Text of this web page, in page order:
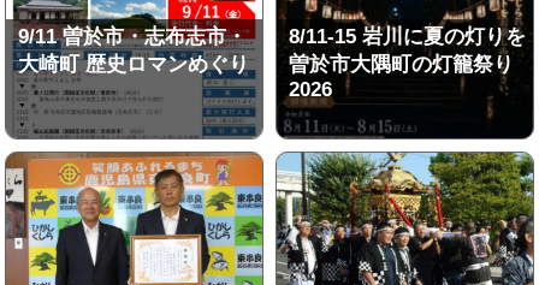
9/11 曽於市・志布志市・
大崎町 歴史ロマンめぐり
8/11-15 岩川に夏の灯りを
曽於市大隅町の灯籠祭り
2026